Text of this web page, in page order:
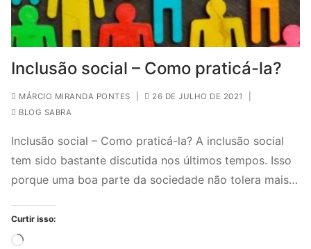
Inclusão social – Como praticá-la?
MÁRCIO MIRANDA PONTES 26 DE JULHO DE 2021
BLOG SABRA
Inclusão social – Como praticá-la? A inclusão social
tem sido bastante discutida nos últimos tempos. Isso
porque uma boa parte da sociedade não tolera mais…
Curtir isso:
Carregando...